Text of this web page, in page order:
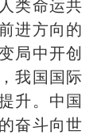
类命运共
进方向的
局中开创
我国国际
升。中国
奋斗向世